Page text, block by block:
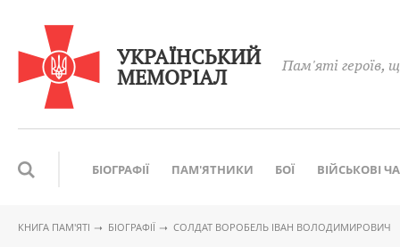
УКРАЇНСЬКИЙ
МЕМОРІАЛ Пам'яті героїв,
БІОГРАФІЇ ПАМ'ЯТНИКИ БОЇ ВІЙСЬКОВІ
КНИГА ПАМ′ЯТІ БІОГРАФІЇ CОЛДАТ ВОРОБЕЛЬ ІВАН ВОЛОДИМИРОВИЧ